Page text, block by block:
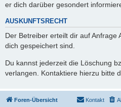
er dich darüber gesondert
AUSKUNFTSRECHT
Der Betreiber erteilt dir auf Anfrage
dich gespeichert sind.
Du kannst jederzeit die Löschung
verlangen. Kontaktiere hierzu bitte
Foren-Übersicht Kontakt